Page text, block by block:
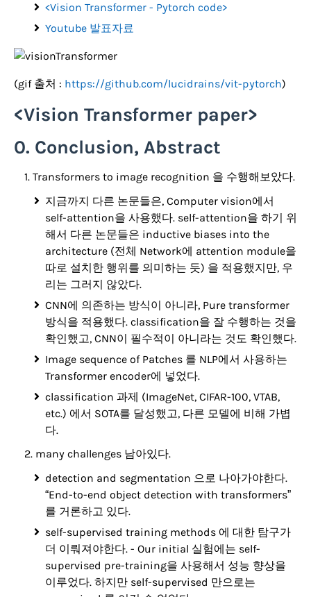
<Vision Transformer - Pytorch code>
Youtube 발표자료
(gif 출처 : https://github.com/lucidrains/vit-pytorch)
<Vision Transformer paper>
0. Conclusion, Abstract
Transformers to image recognition 을 수행해보았다.
지금까지 다른 논문들은, Computer vision에서
self-attention을 사용했다. self-attention을 하기 위
해서 다른 논문들은 inductive biases into the
architecture (전체 Network에 attention module을
따로 설치한 행위를 의미하는 듯) 을 적용했지만, 우
리는 그러지 않았다.
CNN에 의존하는 방식이 아니라, Pure transformer
방식을 적용했다. classification을 잘 수행하는 것을
확인했고, CNN이 필수적이 아니라는 것도 확인했다.
Image sequence of Patches 를 NLP에서 사용하는
Transformer encoder에 넣었다.
classification 과제 (ImageNet, CIFAR-100, VTAB,
etc.) 에서 SOTA를 달성했고, 다른 모델에 비해 가볍
다.
many challenges 남아있다.
detection and segmentation 으로 나아가야한다.
“End-to-end object detection with transformers”
를 거론하고 있다.
self-supervised training methods 에 대한 탐구가
더 이뤄져야한다. - Our initial 실험에는 self-
supervised pre-training을 사용해서 성능 향상을
이루었다. 하지만 self-supervised 만으로는